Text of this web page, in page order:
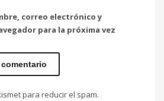
correo electrónico y
para la próxima vez
para reducir el spam.